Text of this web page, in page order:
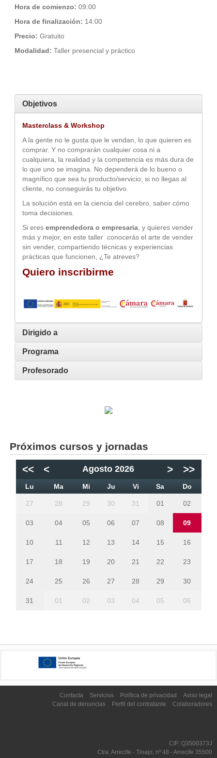
Hora de comienzo: 09:00
Hora de finalización: 14:00
Precio: Gratuito
Modalidad: Taller presencial y práctico
Objetivos
Masterclass & Workshop
A la gente no le gusta que le vendan, lo que quieren es
comprar. Y no comprarán cualquier cosa ni a
cualquiera, la realidad y la competencia es más dura de
lo que uno se imagina. No dependerá de lo bueno o
magnífico que sea tu producto/servicio; si no llegas al
cliente, no conseguirás tu objetivo.
La solución está en la ciencia del cerebro, saber cómo
toma decisiones.
Si eres emprendedora o empresaria , y quieres vender
más y mejor, en este taller conocerás el arte de vender
sin vender, compartiendo técnicas y experiencias
prácticas que funcionen, ¿Te atreves?
Quiero inscribirme
Dirigido a
Programa
Profesorado
Próximos cursos y jornadas
<< < Agosto 2026 > >>
Lu Ma Mi Ju Vi Sa Do
27 28 29 30 31 01 02
03 04 05 06 07 08 09
10 11 12 13 14 15 16
17 18 19 20 21 22 23
24 25 26 27 28 29 30
31 01 02 03 04 05 06
Contacta Servicios Política de privacidad
Aviso legal
Canal de denuncias
Perfil del contratante Colaboradores
CIF: Q3500373J
Ctra. Arrecife - Tinajo, nº 48 - Arrecife 35500